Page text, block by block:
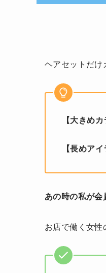
ヘアセットだけ
【大きめカ
【長めアイ
あの時の私が会
お店で働く女性